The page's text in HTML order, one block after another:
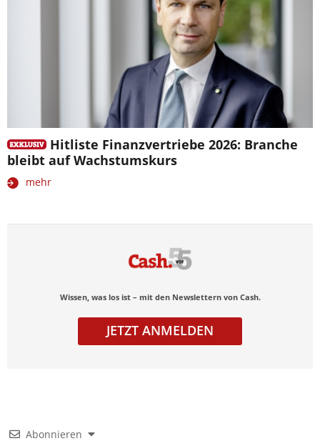
Hitliste Finanzvertriebe 2026: Branche
bleibt auf Wachstumskurs
mehr
Wissen, was los ist – mit den Newslettern von Cash.
JETZT ANMELDEN
Abonnieren